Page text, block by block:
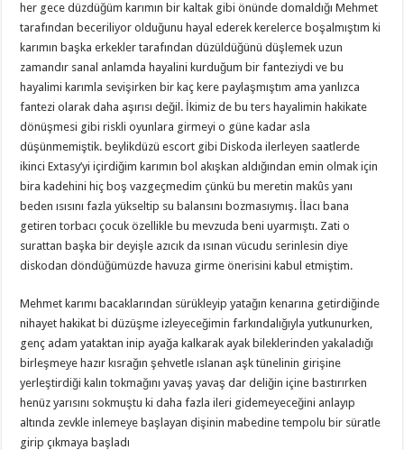
her gece düzdüğüm karımın bir kaltak gibi önünde domaldığı Mehmet
tarafından beceriliyor olduğunu hayal ederek kerelerce boşalmıştım ki
karımın başka erkekler tarafından düzüldüğünü düşlemek uzun
zamandır sanal anlamda hayalini kurduğum bir fanteziydi ve bu
hayalimi karımla sevişirken bir kaç kere paylaşmıştım ama yanlızca
fantezi olarak daha aşırısı değil. İkimiz de bu ters hayalimin hakikate
dönüşmesi gibi riskli oyunlara girmeyi o güne kadar asla
düşünmemiştik. beylikdüzü escort gibi Diskoda ilerleyen saatlerde
ikinci Extasy’yi içirdiğim karımın bol akışkan aldığından emin olmak için
bira kadehini hiç boş vazgeçmedim çünkü bu meretin makûs yanı
beden ısısını fazla yükseltip su balansını bozmasıymış. İlacı bana
getiren torbacı çocuk özellikle bu mevzuda beni uyarmıştı. Zati o
surattan başka bir deyişle azıcık da ısınan vücudu serinlesin diye
diskodan döndüğümüzde havuza girme önerisini kabul etmiştim.
Mehmet karımı bacaklarından sürükleyip yatağın kenarına getirdiğinde
nihayet hakikat bi düzüşme izleyeceğimin farkındalığıyla yutkunurken,
genç adam yataktan inip ayağa kalkarak ayak bileklerinden yakaladığı
birleşmeye hazır kısrağın şehvetle ıslanan aşk tünelinin girişine
yerleştirdiği kalın tokmağını yavaş yavaş dar deliğin içine bastırırken
henüz yarısını sokmuştu ki daha fazla ileri gidemeyeceğini anlayıp
altında zevkle inlemeye başlayan dişinin mabedine tempolu bir süratle
girip çıkmaya başladı